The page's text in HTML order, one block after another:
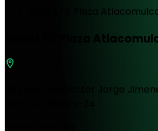
Smart Fit Plaza
Smart Fit Plaza
Circuito Vial Doctor Jorge